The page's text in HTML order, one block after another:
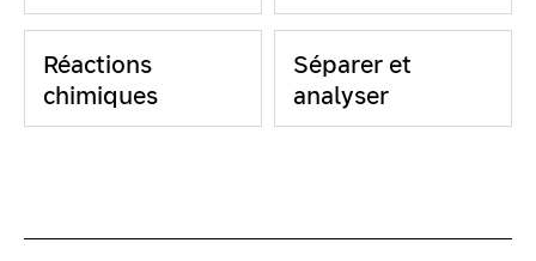
Réactions
chimiques
Séparer et
analyser